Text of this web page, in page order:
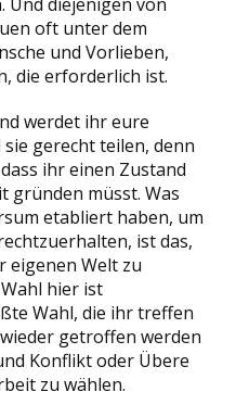
oft unter dem
und Vorlieben,
die erforderlich ist.
werdet ihr eure
gerecht teilen, denn
ihr einen Zustand
gründen müsst. Was
etabliert haben, um
ist das,
eigenen Welt zu
hier ist
Wahl, die ihr treffen
getroffen werden
Konflikt oder Übere
zu wählen.